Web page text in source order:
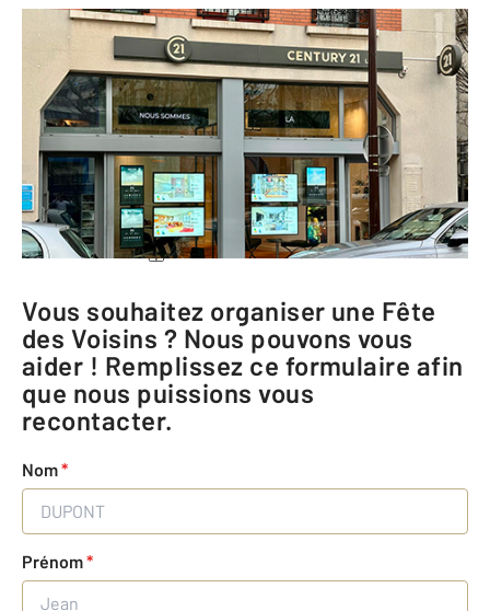
CENTURY 21 LTC
8 avenue Jean Jaurès
94220 CHARENTON LE PONT
Me rendre à l'agence
Téléphoner à l'agence
Vous souhaitez organiser une Fête
des Voisins ? Nous pouvons vous
aider ! Remplissez ce formulaire afin
que nous puissions vous
recontacter.
Nom*
Prénom*